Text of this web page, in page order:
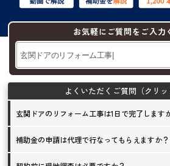
お気軽にご質問をご入力
玄関ドアのリフォーム工事は1日で完了します
補助金の申請は代理で行なってもらえますか？